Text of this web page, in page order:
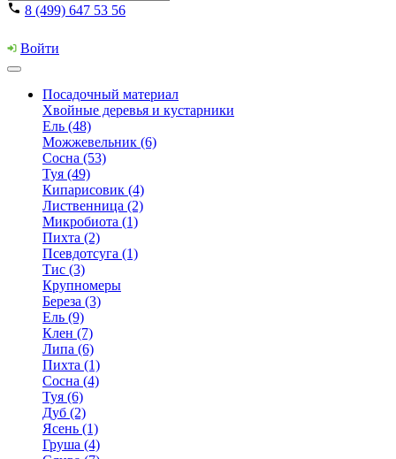
8 (499) 647 53 56
Войти
Посадочный материал
Хвойные деревья и кустарники
Ель (48)
Можжевельник (6)
Сосна (53)
Туя (49)
Кипарисовик (4)
Лиственница (2)
Микробиота (1)
Пихта (2)
Псевдотсуга (1)
Тис (3)
Крупномеры
Береза (3)
Ель (9)
Клен (7)
Липа (6)
Пихта (1)
Сосна (4)
Туя (6)
Дуб (2)
Ясень (1)
Груша (4)